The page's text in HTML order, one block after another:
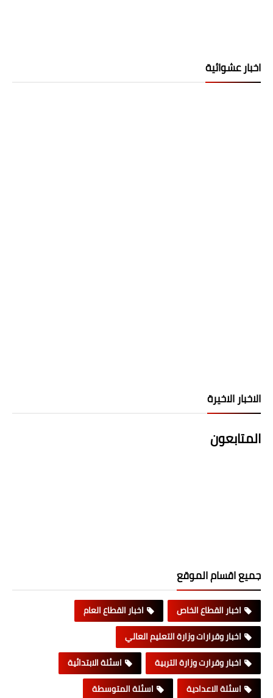
اخبار عشوائية
الاخبار الاخيرة
المتابعون
جميع اقسام الموقع
اخبار القطاع الخاص
اخبار القطاع العام
اخبار وقرارات وزارة التعليم العالي
اخبار وقرارت وزارة التربية
اسئلة الابتدائية
اسئلة الاعدادية
اسئلة المتوسطة